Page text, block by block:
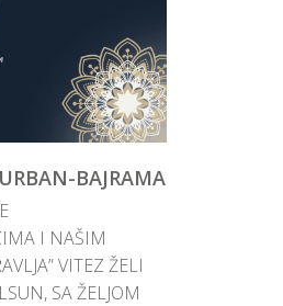
BAJRAMA
I NAŠIM
VITEZ ŽELI
SA ŽELJOM